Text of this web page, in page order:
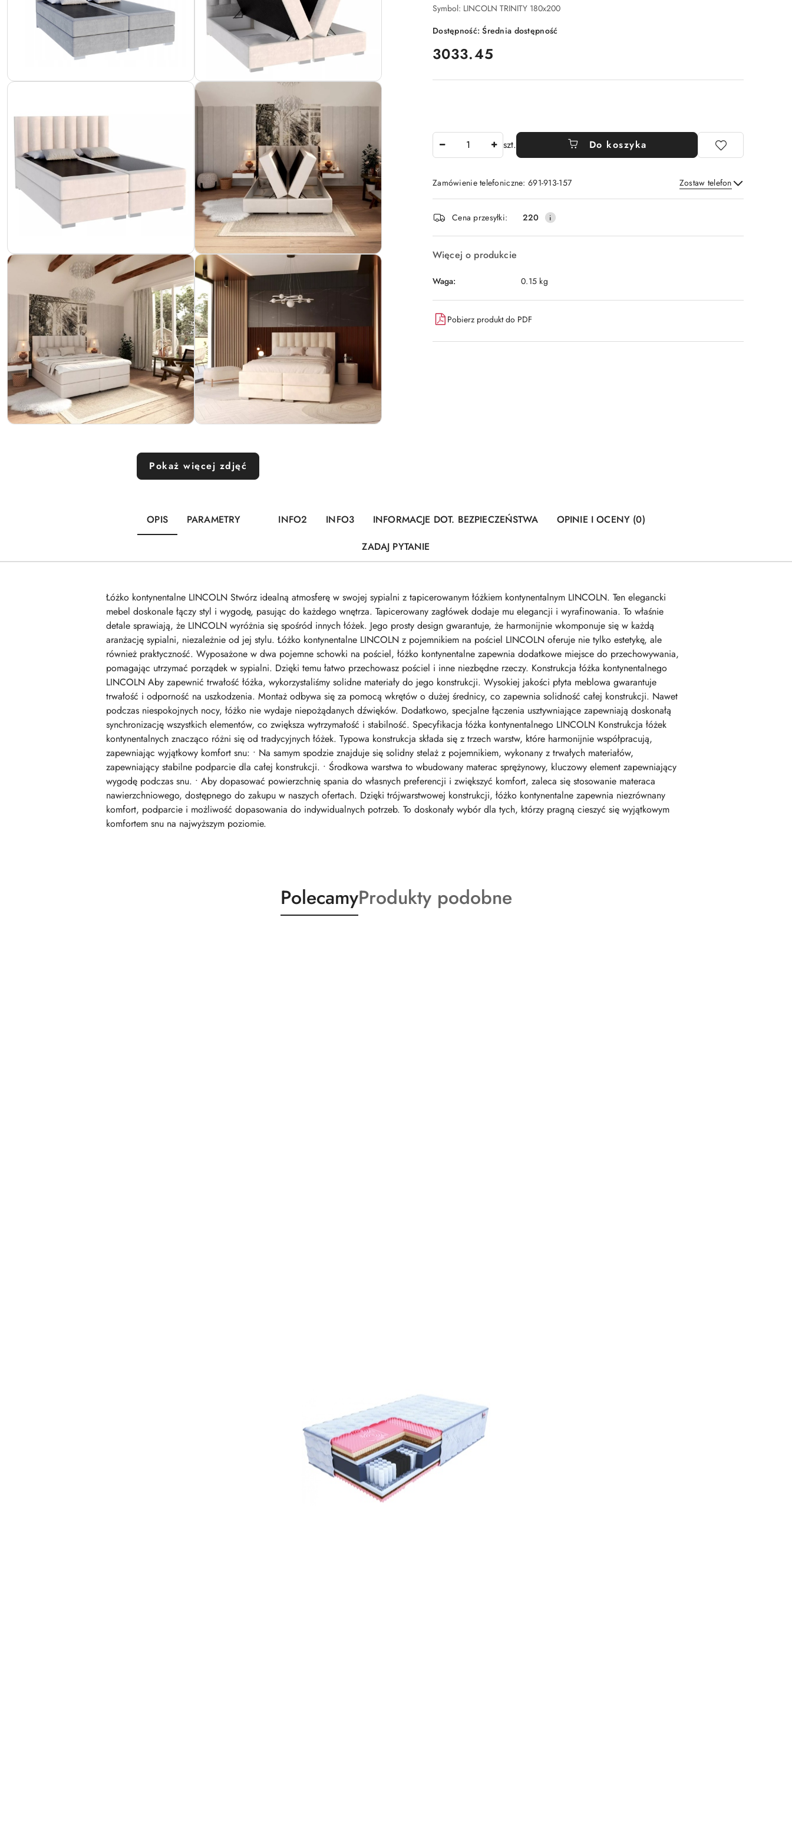
Pokaż więcej zdjęć
Symbol: LINCOLN TRINITY 180x200
Dostępność:Średnia dostępność
cena:
3033.45
szt. Do koszyka
Zamówienie telefoniczne: 691-913-157 Zostaw telefon
Wyślij
Dostępność
i
dostawa
Cena przesyłki: 220
Więcej o produkcie
Waga: 0.15 kg
Pobierz produkt do PDF
OPIS PARAMETRY INFO2 INFO3 INFORMACJE DOT. BEZPIECZEŃSTWA
OPINIE I OCENY (0)
ZADAJ PYTANIE
Łóżko kontynentalne LINCOLN Stwórz idealną atmosferę w swojej sypialni z tapicerowanym łóżkiem kontynentalnym LINCOLN. Ten elegancki
mebel doskonale łączy styl i wygodę, pasując do każdego wnętrza. Tapicerowany zagłówek dodaje mu elegancji i wyrafinowania. To właśnie
detale sprawiają, że LINCOLN wyróżnia się spośród innych łóżek. Jego prosty design gwarantuje, że harmonijnie wkomponuje się w każdą
aranżację sypialni, niezależnie od jej stylu. Łóżko kontynentalne LINCOLN z pojemnikiem na pościel LINCOLN oferuje nie tylko estetykę, ale
również praktyczność. Wyposażone w dwa pojemne schowki na pościel, łóżko kontynentalne zapewnia dodatkowe miejsce do przechowywania,
pomagając utrzymać porządek w sypialni. Dzięki temu łatwo przechowasz pościel i inne niezbędne rzeczy. Konstrukcja łóżka kontynentalnego
LINCOLN Aby zapewnić trwałość łóżka, wykorzystaliśmy solidne materiały do jego konstrukcji. Wysokiej jakości płyta meblowa gwarantuje
trwałość i odporność na uszkodzenia. Montaż odbywa się za pomocą wkrętów o dużej średnicy, co zapewnia solidność całej konstrukcji. Nawet
podczas niespokojnych nocy, łóżko nie wydaje niepożądanych dźwięków. Dodatkowo, specjalne łączenia usztywniające zapewniają doskonałą
synchronizację wszystkich elementów, co zwiększa wytrzymałość i stabilność. Specyfikacja łóżka kontynentalnego LINCOLN Konstrukcja łóżek
kontynentalnych znacząco różni się od tradycyjnych łóżek. Typowa konstrukcja składa się z trzech warstw, które harmonijnie współpracują,
zapewniając wyjątkowy komfort snu: • Na samym spodzie znajduje się solidny stelaż z pojemnikiem, wykonany z trwałych materiałów,
zapewniający stabilne podparcie dla całej konstrukcji. • Środkowa warstwa to wbudowany materac sprężynowy, kluczowy element zapewniający
wygodę podczas snu. • Aby dopasować powierzchnię spania do własnych preferencji i zwiększyć komfort, zaleca się stosowanie materaca
nawierzchniowego, dostępnego do zakupu w naszych ofertach. Dzięki trójwarstwowej konstrukcji, łóżko kontynentalne zapewnia niezrównany
komfort, podparcie i możliwość dopasowania do indywidualnych potrzeb. To doskonały wybór dla tych, którzy pragną cieszyć się wyjątkowym
komfortem snu na najwyższym poziomie.
Produkty
o
PolecamyProdukty
o
Produkty podobne